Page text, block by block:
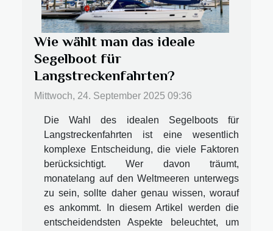
Wie wählt man das ideale
Segelboot für
Langstreckenfahrten?
Mittwoch, 24. September 2025 09:36
Die Wahl des idealen Segelboots für
Langstreckenfahrten ist eine wesentlich
komplexe Entscheidung, die viele Faktoren
berücksichtigt. Wer davon träumt,
monatelang auf den Weltmeeren unterwegs
zu sein, sollte daher genau wissen, worauf
es ankommt. In diesem Artikel werden die
entscheidendsten Aspekte beleuchtet, um